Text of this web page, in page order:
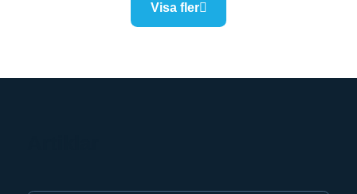
Visa fler